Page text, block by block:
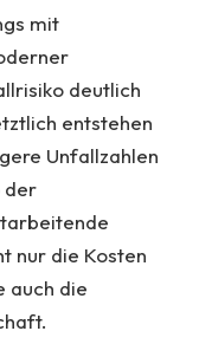
mit
deutlich
entstehen
Unfallzahlen
der
nur die Kosten
auch die